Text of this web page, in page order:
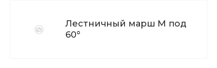
Лестничный марш М под
60°